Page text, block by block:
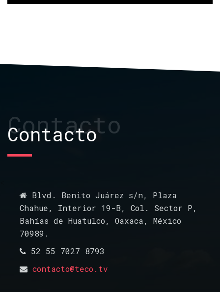
Contacto
Contacto
Blvd. Benito Juárez s/n, Plaza
Chahue, Interior 19-B, Col. Sector P,
Bahías de Huatulco, Oaxaca, México
70989.
52 55 7027 8793
contacto@teco.tv